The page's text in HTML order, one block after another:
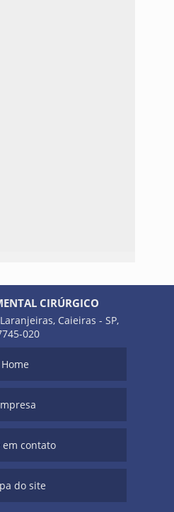
CIRÚRGICO
Caieiras - SP,
020
Home
em contato
do site